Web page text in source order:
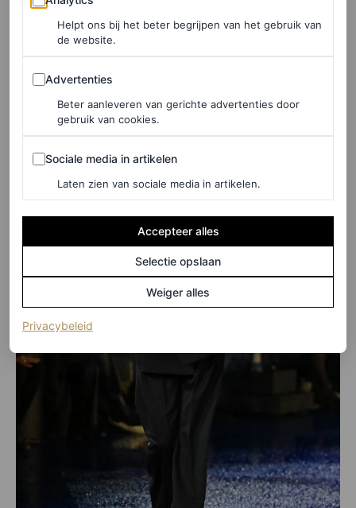
belichaamt Bella op haar eigen manier
tegenstrijdigheden: ze is een
Helpt ons bij het beter begrijpen van het gebruik van
de website.
Advertenties
Advertenties
Beter aanleveren van gerichte advertenties door
gebruik van cookies.
Sociale media in artikelen
Sociale media in artikelen
Laten zien van sociale media in artikelen.
Accepteer alles
Selectie opslaan
Weiger alles
Privacybeleid